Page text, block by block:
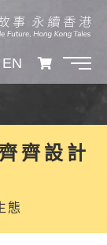
EN
齊設計
態